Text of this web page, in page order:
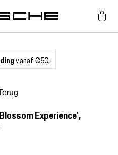
vanaf €50,-
Experience',